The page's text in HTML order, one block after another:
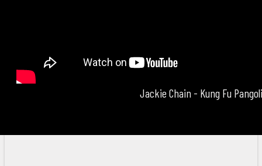
Jackie Chain - Kung Fu